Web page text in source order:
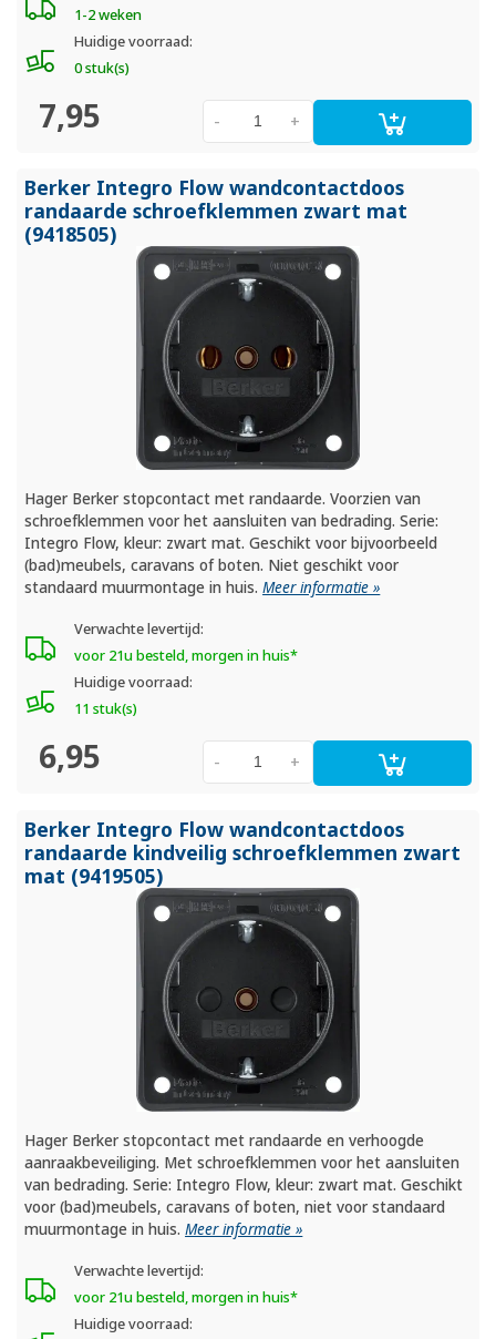
1-2 weken
Huidige voorraad:
0 stuk(s)
7,95 +
-
Berker Integro Flow wandcontactdoos
randaarde schroefklemmen zwart mat
(9418505)
Hager Berker stopcontact met randaarde. Voorzien van
schroefklemmen voor het aansluiten van bedrading. Serie:
Integro Flow, kleur: zwart mat. Geschikt voor bijvoorbeeld
(bad)meubels, caravans of boten. Niet geschikt voor
standaard muurmontage in huis.Meer informatie »
Verwachte levertijd:
voor 21u besteld, morgen in huis*
Huidige voorraad:
11 stuk(s)
6,95 +
-
Berker Integro Flow wandcontactdoos
randaarde kindveilig schroefklemmen zwart
mat (9419505)
Hager Berker stopcontact met randaarde en verhoogde
aanraakbeveiliging. Met schroefklemmen voor het aansluiten
van bedrading. Serie: Integro Flow, kleur: zwart mat. Geschikt
voor (bad)meubels, caravans of boten, niet voor standaard
muurmontage in huis.Meer informatie »
Verwachte levertijd:
voor 21u besteld, morgen in huis*
Huidige voorraad: